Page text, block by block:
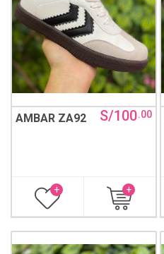
AMBAR ZA92 S/100.00
+ +